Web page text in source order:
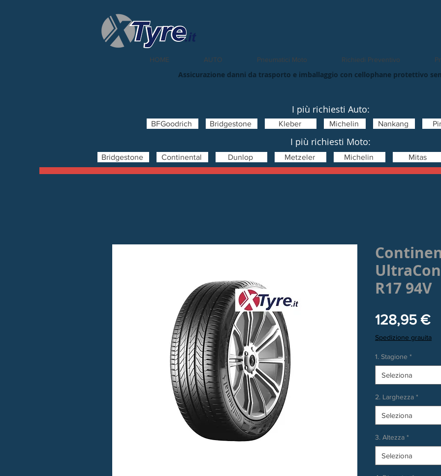
HOME AUTO Pneumatici Moto Richiedi Preventivo
Assicurazione danni da trasporto e imballaggio con cellophane protettivo
I più richiesti Auto:
BFGoodrich Bridgestone Kleber Michelin Nankang
I più richiesti Moto:
Bridgestone Continental Dunlop Metzeler Michelin Mitas
R17 94V
128,95 €
Spedizione grauita
1. Stagione *
Seleziona
2. Larghezza *
Seleziona
3. Altezza *
Seleziona